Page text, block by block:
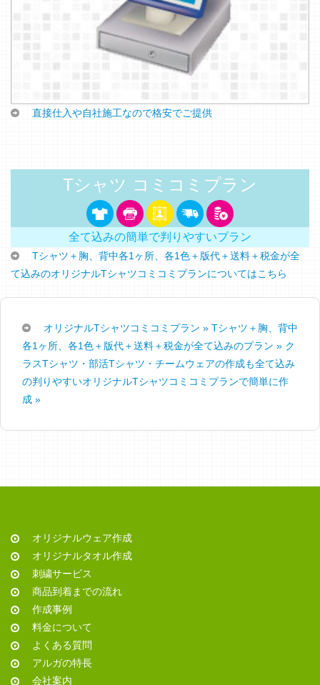
直接仕入や自社施工なので格安でご提供
Tシャツ コミコミプラン
全て込みの簡単で判りやすいプラン
Tシャツ＋胸、背中各1ヶ所、各1色＋版代＋送料＋税金が全
て込みのオリジナルTシャツコミコミプランについてはこちら
オリジナルTシャツコミコミプラン » Tシャツ＋胸、背中
各1ヶ所、各1色＋版代＋送料＋税金が全て込みのプラン » ク
ラスTシャツ・部活Tシャツ・チームウェアの作成も全て込み
の判りやすいオリジナルTシャツコミコミプランで簡単に作
成 »
オリジナルウェア作成
オリジナルタオル作成
刺繍サービス
商品到着までの流れ
作成事例
料金について
よくある質問
アルガの特長
会社案内